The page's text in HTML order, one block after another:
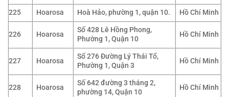
225 Hoarosa Hoà Hảo, phường 1, quận 10. Hồ Chí Minh
226 Hoarosa
Số 428 Lê Hồng Phong,
Phường 1, Quận 10
Hồ Chí Minh
227 Hoarosa
Số 276 Đường Lý Thái Tổ,
Phường 1, Quận 3
Hồ Chí Minh
228 Hoarosa
Số 642 đường 3 tháng 2,
phường 14, Quận 10
Hồ Chí Minh